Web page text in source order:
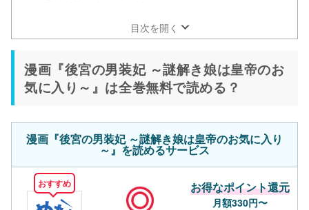
の結末・最終回はどうなる？
目次を開く
漫画『後宮の男装妃 ～謎解き娘は皇帝のお
気に入り～』は全巻無料で読める？
漫画『後宮の男装妃 ～謎解き娘は皇帝のお気に入り
～』を読めるサービス
おすすめ お得なポイント還元
月額330円〜